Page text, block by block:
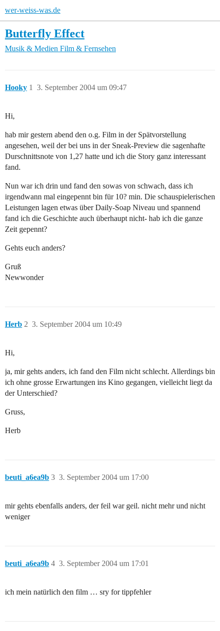
wer-weiss-was.de
Butterfly Effect
Musik & Medien Film & Fernsehen
Hooky 3. September 2004 um 09:47
1
Hi,
hab mir gestern abend den o.g. Film in der Spätvorstellung
angesehen, weil der bei uns in der Sneak-Preview die sagenhafte
Durschnittsnote von 1,27 hatte und ich die Story ganz interessant
fand.
Nun war ich drin und fand den sowas von schwach, dass ich
irgendwann mal eingepennt bin für 10? min. Die schauspielerischen
Leistungen lagen etwas über Daily-Soap Niveau und spannend
fand ich die Geschichte auch überhaupt nicht- hab ich die ganze
Zeit gepennt?
Gehts euch anders?
Gruß
Newwonder
Herb 3. September 2004 um 10:49
2
Hi,
ja, mir gehts anders, ich fand den Film nicht schlecht. Allerdings bin
ich ohne grosse Erwartungen ins Kino gegangen, vielleicht liegt da
der Unterschied?
Gruss,
Herb
beuti_a6ea9b 3. September 2004 um 17:00
3
mir gehts ebenfalls anders, der feil war geil. nicht mehr und nicht
weniger
beuti_a6ea9b 3. September 2004 um 17:01
4
ich mein natürlich den film … sry for tippfehler